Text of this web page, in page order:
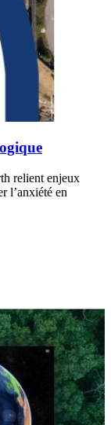
relient enjeux
l’anxiété en